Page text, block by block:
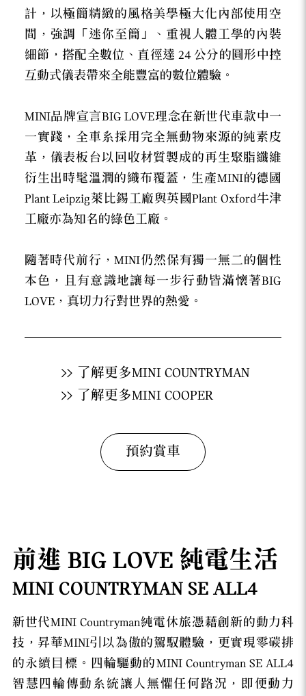
計，以極簡精緻的風格美學極大化內部使用空
間，強調「迷你至簡」、重視人體工學的內裝
細節，搭配全數位、直徑達 24 公分的圓形中控
互動式儀表帶來全能豐富的數位體驗。
MINI品牌宣言BIG LOVE理念在新世代車款中一
一實踐，全車系採用完全無動物來源的純素皮
革，儀表板台以回收材質製成的再生聚脂纖維
衍生出時髦溫潤的織布覆蓋，生產MINI的德國
Plant Leipzig萊比錫工廠與英國Plant Oxford牛津
工廠亦為知名的綠色工廠。
隨著時代前行，MINI仍然保有獨一無二的個性
本色，且有意識地讓每一步行動皆滿懷著BIG
LOVE，真切力行對世界的熱愛。
了解更多MINI COUNTRYMAN
了解更多MINI COOPER
預約賞車
前進 BIG LOVE 純電生活
MINI COUNTRYMAN SE ALL4
新世代MINI Countryman純電休旅憑藉創新的動力科
技，昇華MINI引以為傲的駕馭體驗，更實現零碳排
的永續目標。四輪驅動的MINI Countryman SE ALL4
智慧四輪傳動系統讓人無懼任何路況，即便動力